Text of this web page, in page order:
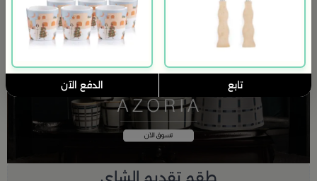
طقم تقديم الشاي
تابع الدفع الآن